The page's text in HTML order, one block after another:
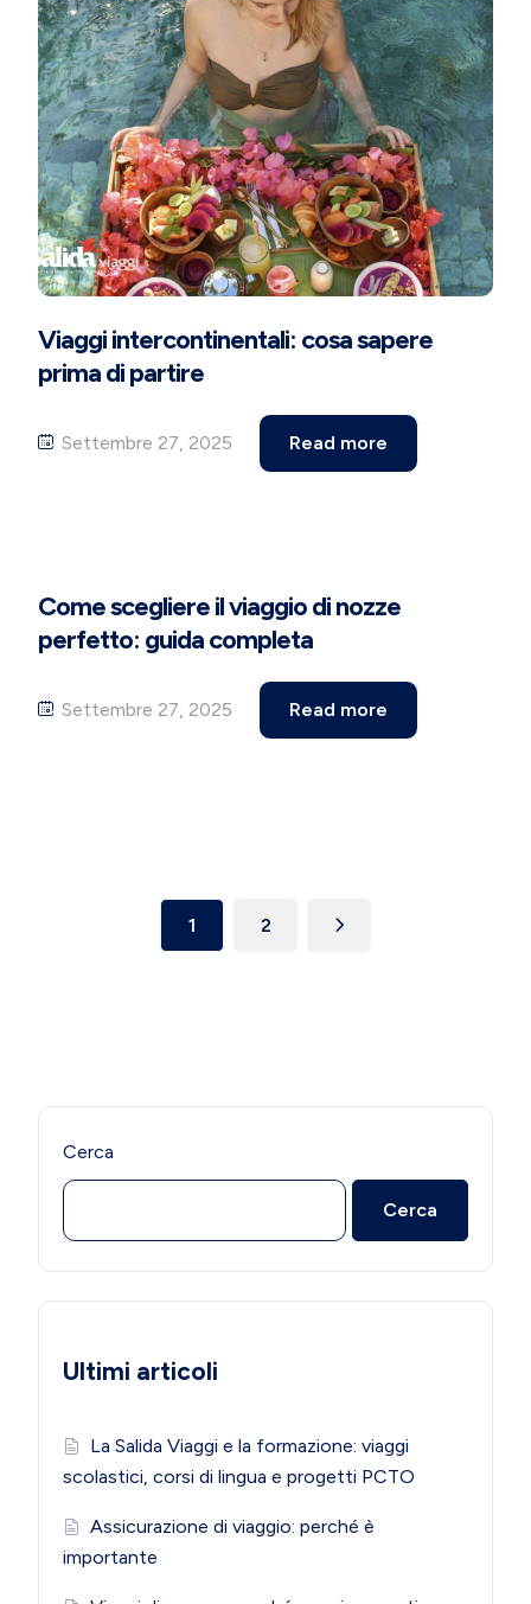
Viaggi intercontinentali: cosa sapere
prima di partire
Settembre 27, 2025 Read more
Come scegliere il viaggio di nozze
perfetto: guida completa
Settembre 27, 2025 Read more
1 2
Cerca
Cerca
Ultimi articoli
La Salida Viaggi e la formazione: viaggi
scolastici, corsi di lingua e progetti PCTO
Assicurazione di viaggio: perché è
importante